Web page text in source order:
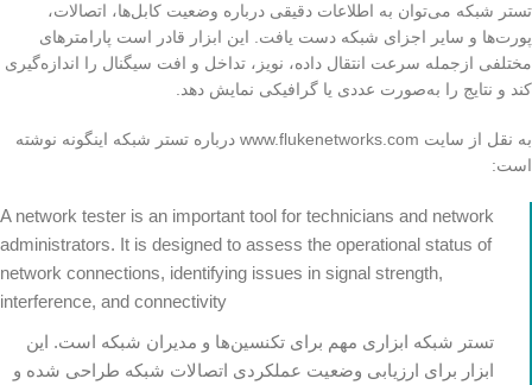
تستر شبکه می‌توان به اطلاعات دقیقی درباره وضعیت کابل‌ها، اتصالات،
پورت‌ها و سایر اجزای شبکه دست یافت. این ابزار قادر است پارامترهای
مختلفی ازجمله سرعت انتقال داده، نویز، تداخل و افت سیگنال را اندازه‌گیری
کند و نتایج را به‌صورت عددی یا گرافیکی نمایش دهد.
به نقل از سایت www.flukenetworks.com درباره تستر شبکه اینگونه نوشته
است:
A network tester is an important tool for technicians and network
administrators. It is designed to assess the operational status of
network connections, identifying issues in signal strength,
interference, and connectivity
تستر شبکه ابزاری مهم برای تکنسین‌ها و مدیران شبکه است. این
ابزار برای ارزیابی وضعیت عملکردی اتصالات شبکه طراحی شده و